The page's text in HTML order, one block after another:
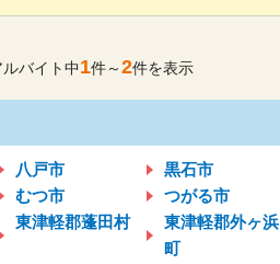
バイト中1件～2件を表示
八戸市 黒石市
むつ市 つがる市
東津軽郡蓬田村
東津軽郡外ヶ浜
町